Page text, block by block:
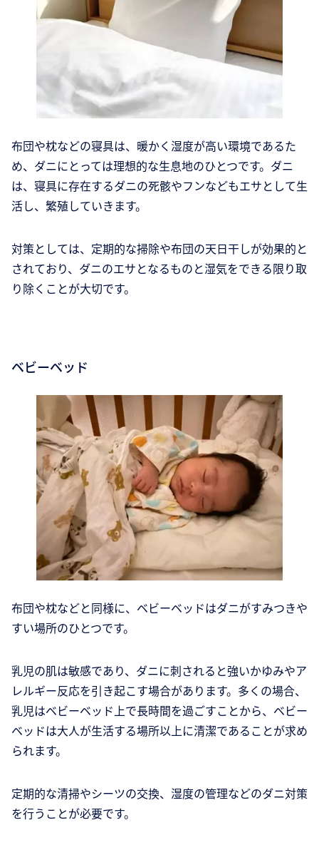
布団や枕などの寝具は、暖かく湿度が高い環境であるた
め、ダニにとっては理想的な生息地のひとつです。ダニ
は、寝具に存在するダニの死骸やフンなどもエサとして生
活し、繁殖していきます。
対策としては、定期的な掃除や布団の天日干しが効果的と
されており、ダニのエサとなるものと湿気をできる限り取
り除くことが大切です。
ベビーベッド
布団や枕などと同様に、ベビーベッドはダニがすみつきや
すい場所のひとつです。
乳児の肌は敏感であり、ダニに刺されると強いかゆみやア
レルギー反応を引き起こす場合があります。多くの場合、
乳児はベビーベッド上で長時間を過ごすことから、ベビー
ベッドは大人が生活する場所以上に清潔であることが求め
られます。
定期的な清掃やシーツの交換、湿度の管理などのダニ対策
を行うことが必要です。